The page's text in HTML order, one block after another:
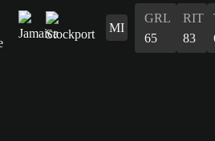
MI
GRL
65
RIT
83